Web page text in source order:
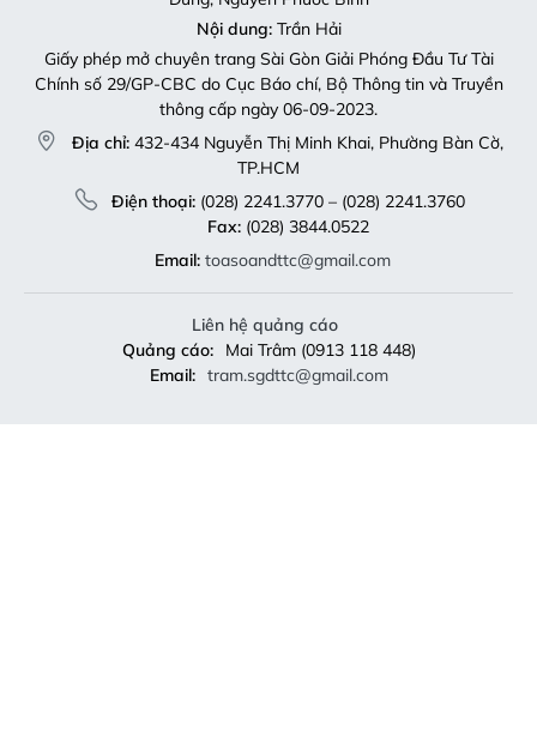
Nội dung:Trần Hải
Giấy phép mở chuyên trang Sài Gòn Giải Phóng Đầu Tư Tài
Chính số 29/GP-CBC do Cục Báo chí, Bộ Thông tin và Truyền
thông cấp ngày 06-09-2023.
Địa chỉ: 432-434 Nguyễn Thị Minh Khai, Phường Bàn Cờ,
TP.HCM
Điện thoại:(028) 2241.3770 – (028) 2241.3760
Fax:(028) 3844.0522
Email: toasoandttc@gmail.com
Liên hệ quảng cáo
Quảng cáo:
Mai Trâm (0913 118 448)
Email: tram.sgdttc@gmail.com